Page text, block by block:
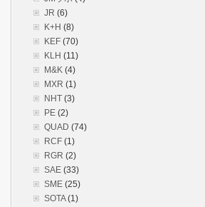
JR (6)
K+H (8)
KEF (70)
KLH (11)
M&K (4)
MXR (1)
NHT (3)
PE (2)
QUAD (74)
RCF (1)
RGR (2)
SAE (33)
SME (25)
SOTA(1)